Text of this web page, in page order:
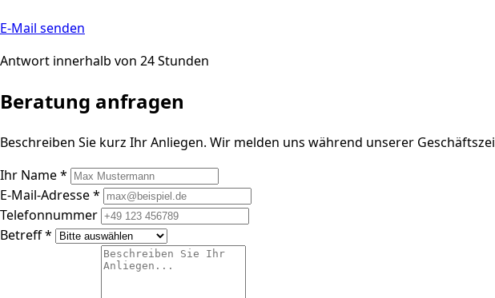
E-Mail senden
Antwort innerhalb von 24 Stunden
Beratung anfragen
Beschreiben Sie kurz Ihr Anliegen. Wir melden uns während unserer
Ihr Name *
E-Mail-Adresse *
Telefonnummer
Betreff *